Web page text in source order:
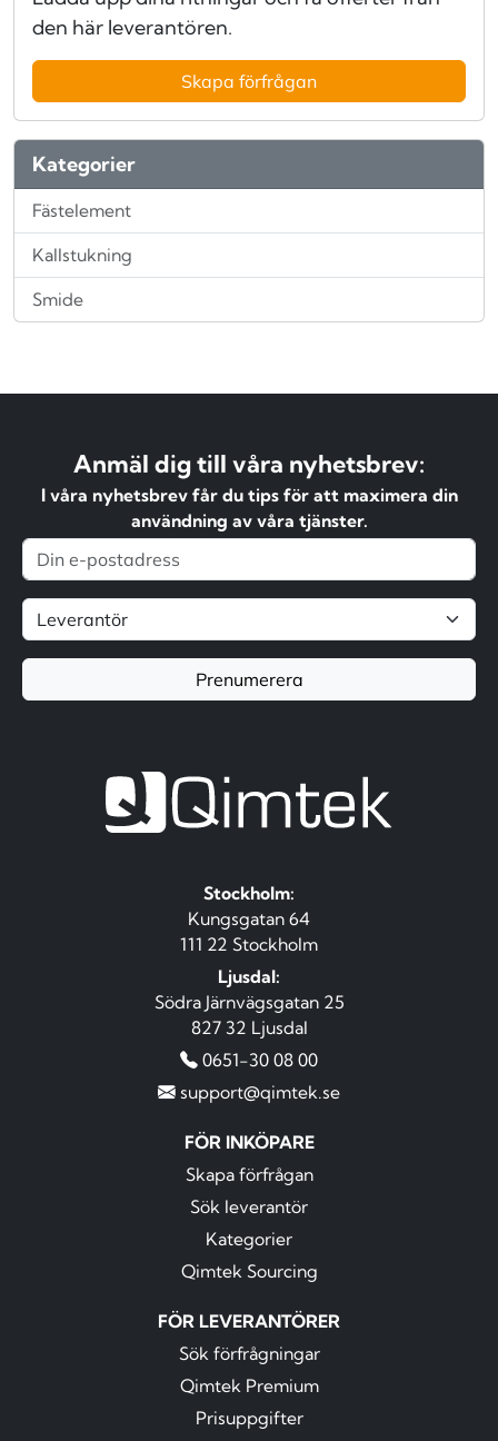
den här leverantören.
Skapa förfrågan
Kategorier
Fästelement
Kallstukning
Smide
Anmäl dig till våra nyhetsbrev:
I våra nyhetsbrev får du tips för att maximera din
användning av våra tjänster.
Prenumerera
Stockholm:
Kungsgatan 64
111 22 Stockholm
Ljusdal:
Södra Järnvägsgatan 25
827 32 Ljusdal
0651-30 08 00
support@qimtek.se
FÖR INKÖPARE
Skapa förfrågan
Sök leverantör
Kategorier
Qimtek Sourcing
FÖR LEVERANTÖRER
Sök förfrågningar
Qimtek Premium
Prisuppgifter